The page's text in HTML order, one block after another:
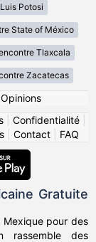
Potosi
State of México
Tlaxcala
Zacatecas
Opinions
Confidentialité
| Contact| FAQ
Gratuite
Mexique pour des
rassemble des